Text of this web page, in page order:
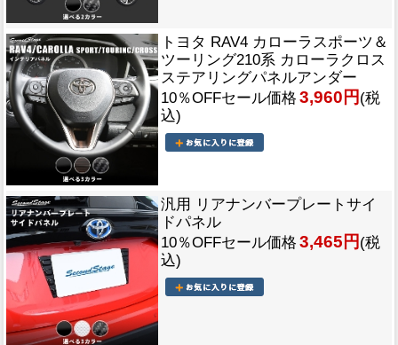
トヨタ RAV4 カローラスポーツ＆
ツーリング210系 カローラクロス
ステアリングパネルアンダー
10％OFFセール価格 3,960円 (税
込)
汎用 リアナンバープレートサイ
ドパネル
10％OFFセール価格 3,465円 (税
込)